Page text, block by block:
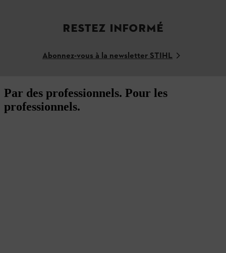
RESTEZ INFORMÉ
Abonnez-vous à la newsletter STIHL
Par des professionnels. Pour les
professionnels.